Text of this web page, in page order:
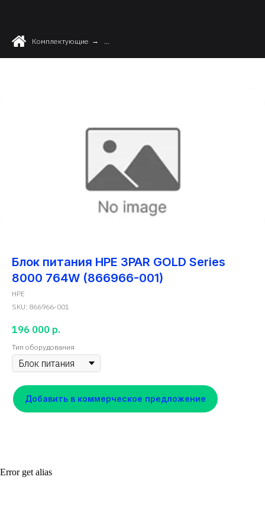
Комплектующие → ...
Блок питания HPE 3PAR GOLD Series
8000 764W (866966-001)
HPE
SKU: 866966-001
196 000 р.
Тип оборудования
Добавить в коммерческое предложение
Error get alias